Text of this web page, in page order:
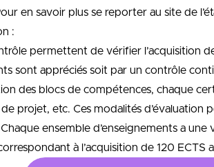
en savoir plus se reporter au site de
:
permettent de vérifier l’acquisition
sont appréciés soit par un contrôle
des blocs de compétences, chaque
projet, etc. Ces modalités
ensemble d’enseignements a
à l’acquisition de 120 ECTS